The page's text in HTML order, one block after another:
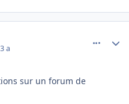
a
sur un forum de